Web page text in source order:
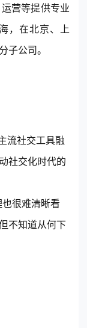
营等提供专业
，在北京、上
子公司。
流社交工具融
社交化时代的
很难清晰看
不知道从何下